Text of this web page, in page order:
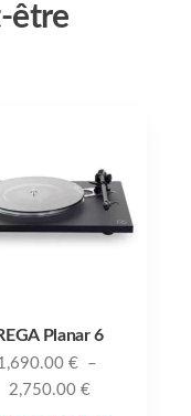
être
Planar 6
€ –
2,750.00 €